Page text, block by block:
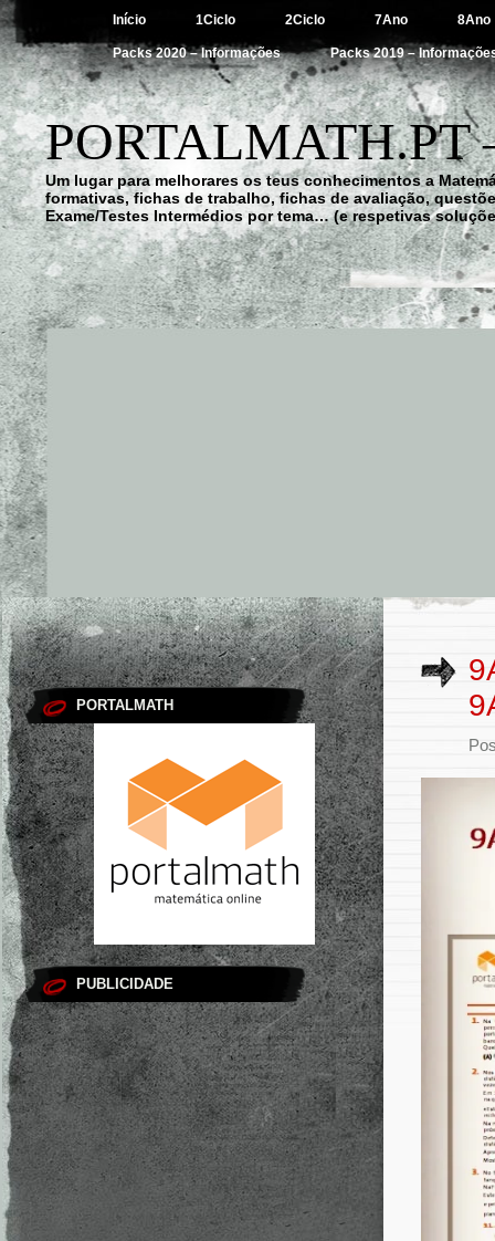
Início 1Ciclo 2Ciclo 7Ano 8Ano
Packs 2020 – Informações Packs 2019 –
Um lugar para melhorares os teus conhecimentos a
formativas, fichas de trabalho, fichas de avaliação,
Exame/Testes Intermédios por tema… (e respetivas
PORTALMATH
PUBLICIDADE